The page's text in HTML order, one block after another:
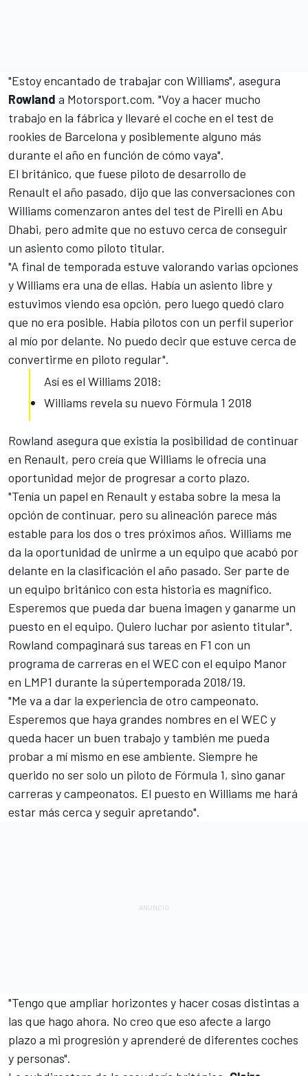
"Estoy encantado de trabajar con Williams", asegura
Rowland a Motorsport.com. "Voy a hacer mucho
trabajo en la fábrica y llevaré el coche en el test de
rookies de Barcelona y posiblemente alguno más
durante el año en función de cómo vaya".
El británico, que fuese piloto de desarrollo de
Renault el año pasado, dijo que las conversaciones con
Williams comenzaron antes del test de Pirelli en Abu
Dhabi, pero admite que no estuvo cerca de conseguir
un asiento como piloto titular.
"A final de temporada estuve valorando varias opciones
y Williams era una de ellas. Había un asiento libre y
estuvimos viendo esa opción, pero luego quedó claro
que no era posible. Había pilotos con un perfil superior
al mío por delante. No puedo decir que estuve cerca de
convertirme en piloto regular".
Así es el Williams 2018:
Williams revela su nuevo Fórmula 1 2018
Rowland asegura que existía la posibilidad de continuar
en Renault, pero creía que Williams le ofrecía una
oportunidad mejor de progresar a corto plazo.
"Tenía un papel en Renault y estaba sobre la mesa la
opción de continuar, pero su alineación parece más
estable para los dos o tres próximos años. Williams me
da la oportunidad de unirme a un equipo que acabó por
delante en la clasificación el año pasado. Ser parte de
un equipo británico con esta historia es magnífico.
Esperemos que pueda dar buena imagen y ganarme un
puesto en el equipo. Quiero luchar por asiento titular".
Rowland compaginará sus tareas en F1 con un
programa de carreras en el WEC con el equipo Manor
en LMP1 durante la súpertemporada 2018/19.
"Me va a dar la experiencia de otro campeonato.
Esperemos que haya grandes nombres en el WEC y
queda hacer un buen trabajo y también me pueda
probar a mí mismo en ese ambiente. Siempre he
querido no ser solo un piloto de Fórmula 1, sino ganar
carreras y campeonatos. El puesto en Williams me hará
estar más cerca y seguir apretando".
"Tengo que ampliar horizontes y hacer cosas distintas a
las que hago ahora. No creo que eso afecte a largo
plazo a mi progresión y aprenderé de diferentes coches
y personas".